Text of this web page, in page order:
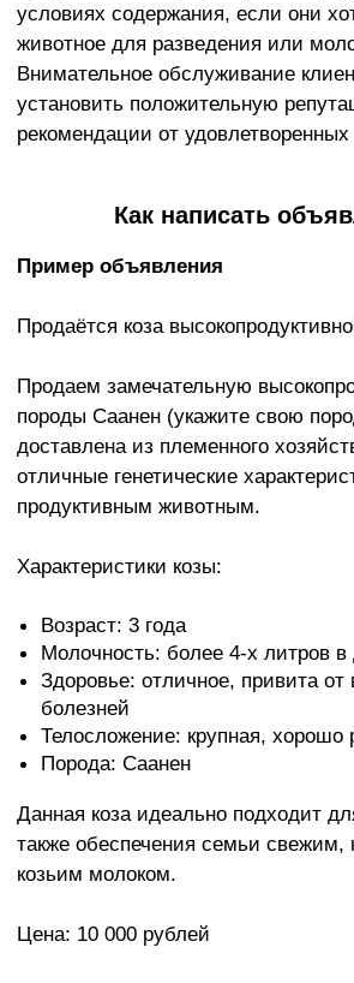
условиях содержания, если они
животное для разведения или
Внимательное обслуживание
установить положительную
рекомендации от удовлетворенных
Как написать
Пример объявления
Продаётся коза
Продаем замечательную
породы Саанен (укажите свою
доставлена из племенного
отличные генетические
продуктивным животным.
Характеристики козы:
Возраст: 3 года
Молочность: более 4-х литров в
Здоровье: отличное, привита от
болезней
Телосложение: крупная, хорошо
Порода: Саанен
Данная коза идеально подходит
также обеспечения семьи свежим,
козьим молоком.
Цена: 10 000 рублей